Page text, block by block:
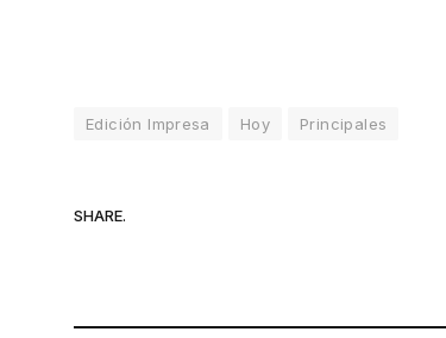
Edición Impresa Hoy Principales
SHARE.